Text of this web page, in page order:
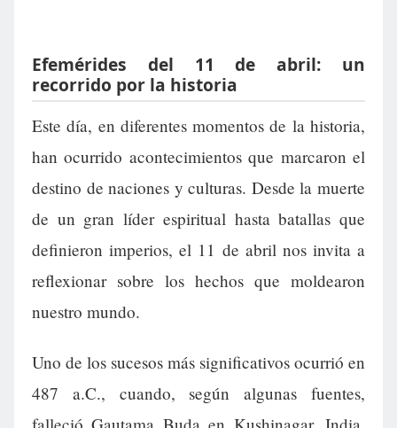
Efemérides del 11 de abril: un
recorrido por la historia
Este día, en diferentes momentos de la historia,
han ocurrido acontecimientos que marcaron el
destino de naciones y culturas. Desde la muerte
de un gran líder espiritual hasta batallas que
definieron imperios, el 11 de abril nos invita a
reflexionar sobre los hechos que moldearon
nuestro mundo.
Uno de los sucesos más significativos ocurrió en
487 a.C., cuando, según algunas fuentes,